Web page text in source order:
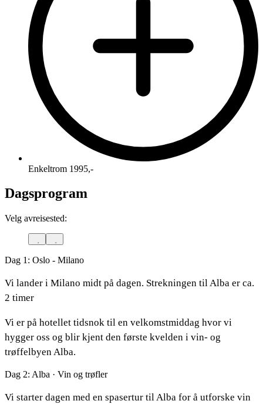
Enkeltrom 1995,-
Dagsprogram
Velg avreisested:
Dag 1: Oslo - Milano
Vi lander i Milano midt på dagen. Strekningen til Alba er ca.
2 timer
Vi er på hotellet tidsnok til en velkomstmiddag hvor vi
hygger oss og blir kjent den første kvelden i vin- og
trøffelbyen Alba.
Dag 2: Alba · Vin og trøfler
Vi starter dagen med en spasertur til Alba for å utforske vin